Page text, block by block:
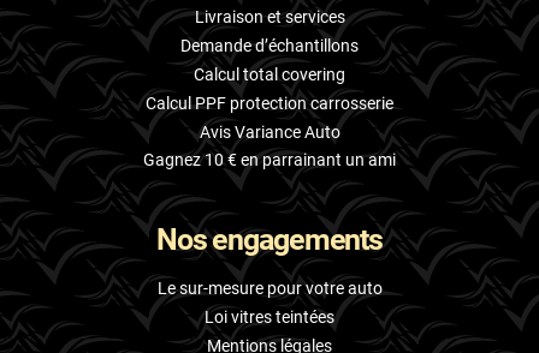
Subaru
Suzuki
Tata
Tesla
Toyota
Volkswagen
Volvo
Xpeng
Livraison et services
Demande d’échantillons
Calcul total covering
Calcul PPF protection carrosserie
Avis Variance Auto
Gagnez 10 € en parrainant un ami
Nos engagements
Le sur-mesure pour votre auto
Loi vitres teintées
Mentions légales